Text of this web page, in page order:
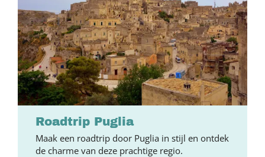
Roadtrip Puglia
Maak een roadtrip door Puglia in stijl en ontdek
de charme van deze prachtige regio.